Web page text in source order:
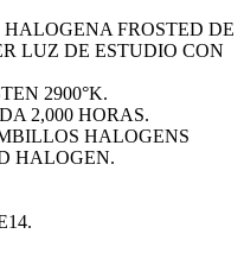
FROSTED DE
LUZ DE ESTUDIO CON
2900°K.
2,000 HORAS.
HALOGENS
HALOGEN.